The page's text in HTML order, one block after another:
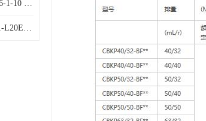
凯乐福节流截止阀DV6-1-10 液压站节流阀
凯乐福多路换向阀ZS1-L20E-OT多路阀厂家